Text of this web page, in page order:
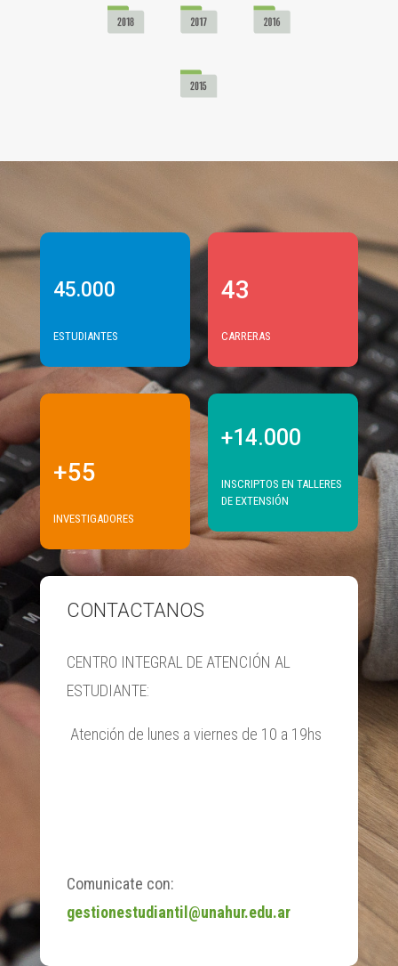
45.000
ESTUDIANTES
+55
INVESTIGADORES
43
CARRERAS
+14.000
INSCRIPTOS EN TALLERES
DE EXTENSIÓN
CONTACTANOS
CENTRO INTEGRAL DE ATENCIÓN AL
ESTUDIANTE:
Atención de lunes a viernes de 10 a 19hs
Comunicate con:
gestionestudiantil@unahur.edu.ar